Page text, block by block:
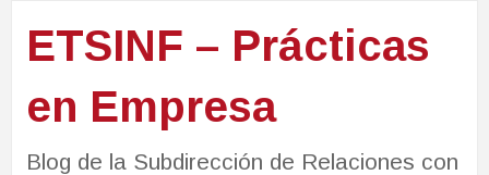
ETSINF – Prácticas
en Empresa
Blog de la Subdirección de Relaciones con